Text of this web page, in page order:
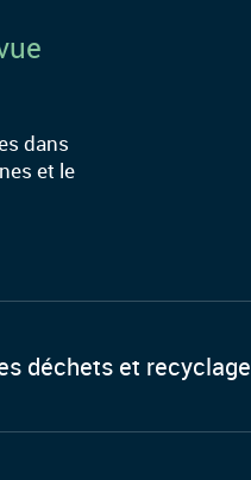
dans
et le
déchets et recyclage